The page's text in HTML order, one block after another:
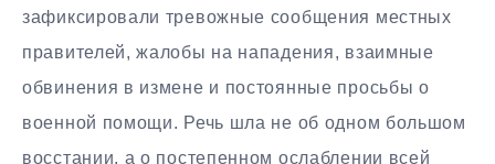
зафиксировали тревожные сообщения местных
правителей, жалобы на нападения, взаимные
обвинения в измене и постоянные просьбы о
военной помощи. Речь шла не об одном большом
восстании, а о постепенном ослаблении всей